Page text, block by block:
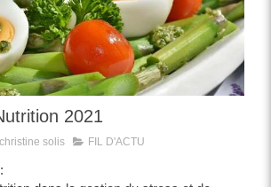
2021
christine solis FIL D'ACTU